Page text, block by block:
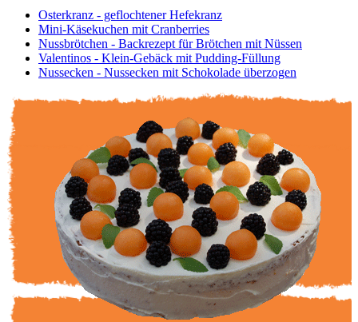
Osterkranz - geflochtener Hefekranz
Mini-Käsekuchen mit Cranberries
Nussbrötchen - Backrezept für Brötchen mit Nüssen
Valentinos - Klein-Gebäck mit Pudding-Füllung
Nussecken - Nussecken mit Schokolade überzogen